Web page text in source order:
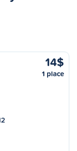
14$
1 place